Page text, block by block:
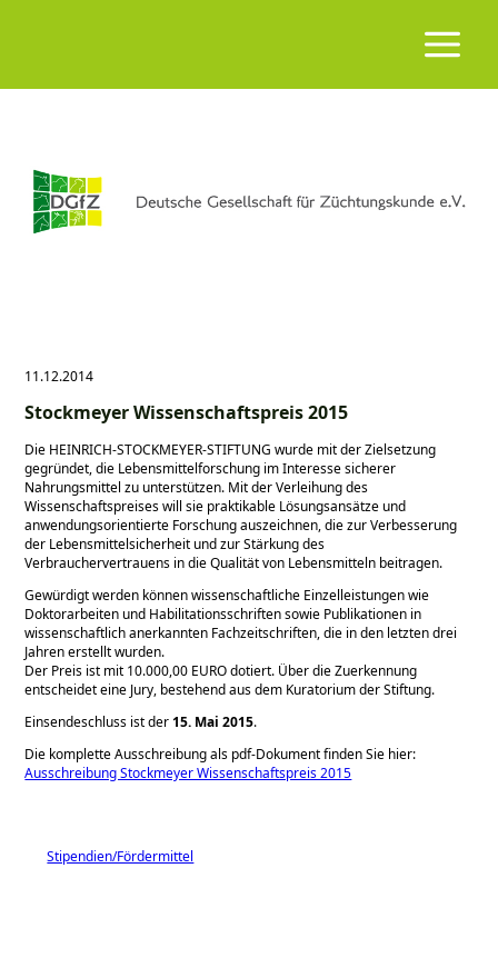
11.12.2014
Stockmeyer Wissenschaftspreis 2015
Die HEINRICH-STOCKMEYER-STIFTUNG wurde mit der Zielsetzung
gegründet, die Lebensmittelforschung im Interesse sicherer
Nahrungsmittel zu unterstützen. Mit der Verleihung des
Wissenschaftspreises will sie praktikable Lösungsansätze und
anwendungsorientierte Forschung auszeichnen, die zur Verbesserung
der Lebensmittelsicherheit und zur Stärkung des
Verbrauchervertrauens in die Qualität von Lebensmitteln beitragen.
Gewürdigt werden können wissenschaftliche Einzelleistungen wie
Doktorarbeiten und Habilitationsschriften sowie Publikationen in
wissenschaftlich anerkannten Fachzeitschriften, die in den letzten drei
Jahren erstellt wurden.
Der Preis ist mit 10.000,00 EURO dotiert. Über die Zuerkennung
entscheidet eine Jury, bestehend aus dem Kuratorium der Stiftung.
Einsendeschluss ist der15. Mai 2015.
Die komplette Ausschreibung als pdf-Dokument finden Sie hier:
Ausschreibung Stockmeyer Wissenschaftspreis 2015
Stipendien/Fördermittel